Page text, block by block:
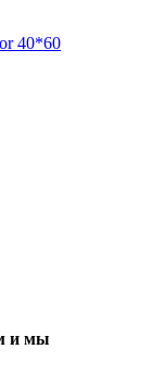
40*60
и мы